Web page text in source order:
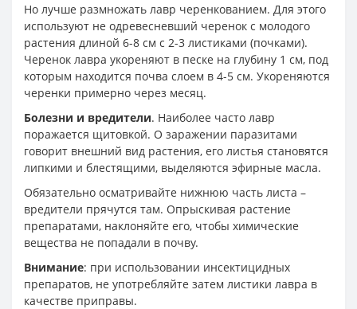
Но лучше размножать лавр черенкованием. Для этого
используют не одревесневший черенок с молодого
растения длиной 6-8 см с 2-3 листиками (почками).
Черенок лавра укореняют в песке на глубину 1 см, под
которым находится почва слоем в 4-5 см. Укореняются
черенки примерно через месяц.
Болезни и вредители. Наиболее часто лавр
поражается щитовкой. О заражении паразитами
говорит внешний вид растения, его листья становятся
липкими и блестящими, выделяются эфирные масла.
Обязательно осматривайте нижнюю часть листа –
вредители прячутся там. Опрыскивая растение
препаратами, наклоняйте его, чтобы химические
вещества не попадали в почву.
Внимание: при использовании инсектицидных
препаратов, не употребляйте затем листики лавра в
качестве приправы.